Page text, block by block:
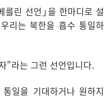
를린 선언｣을 한마디로 설
리는 북한을 흡수 통일하
"라는 그런 선언입니다.
일을 기대하거나 원하지